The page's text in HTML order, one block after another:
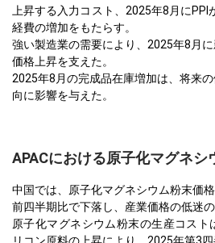
上昇する入力コスト、2025年8月にPPI
経費の増加をもたらす。
強い製造業の需要により、2025年8月に
価格上昇を支えた。
2025年8月の完成品在庫増加は、将来
向に影響を与えた。
APACにおける原子化マグネシ
中国では、原子化マグネシウム粉末価
前四半期比で下落し、産業価格の低迷の
原子化マグネシウム粉末の生産コスト